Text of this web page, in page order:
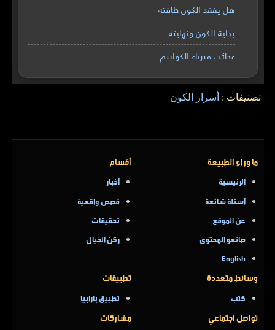
هل يفقد الكون طاقته
بداية الكون ونهايته
عجائب فيزياء الكوانتم
تصنيفات : أسرار الكون
ما وراء الطبيعة
الرئيسية
أسئلة شائعة
عن الموقع
صانعو المحتوى
English
أقسام
أخبار
قصص واقعية
تحقيقات
ركن الخيال
وسائط متعددة
كتب
تطبيقات
تطبيق بارابيا
تواصل اجتماعي مشاركات